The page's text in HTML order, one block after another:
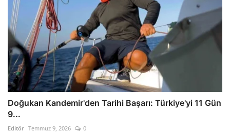
Doğukan Kandemir'den Tarihi Başarı: Türkiye'yi 11 Gün
9...
Editör Temmuz 9, 2026 0